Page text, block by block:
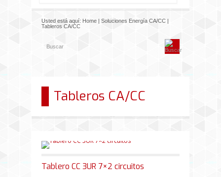
Usted está aquí: Home | Soluciones Energía CA/CC |
Tableros CA/CC
Tableros CA/CC
Tablero CC 3UR 7×2 circuitos